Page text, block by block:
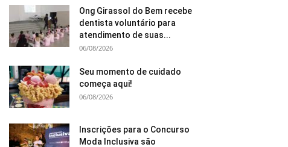
Ong Girassol do Bem recebe
dentista voluntário para
atendimento de suas...
06/08/2026
Seu momento de cuidado
começa aqui!
06/08/2026
Inscrições para o Concurso
Moda Inclusiva são